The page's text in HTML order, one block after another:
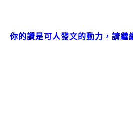
你的讚是可人發文的動力，請繼